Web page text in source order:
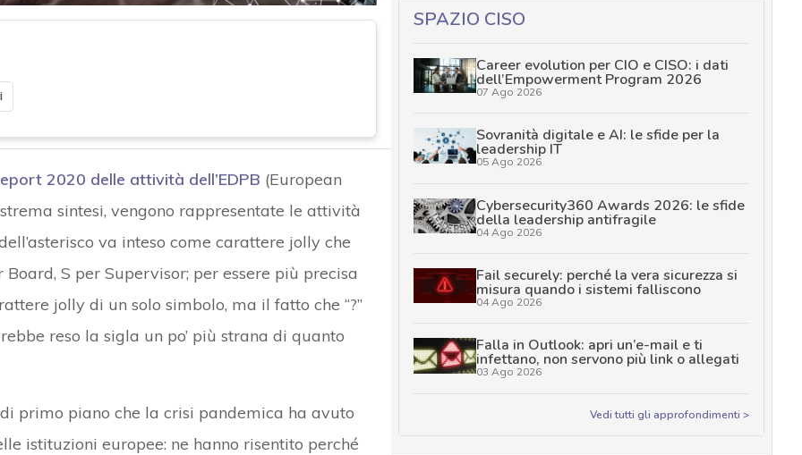
2020 delle attività dell’EDPB (European
sintesi, vengono rappresentate le attività
va inteso come carattere jolly che
S per Supervisor; per essere più precisa
jolly di un solo simbolo, ma il fatto che “?”
reso la sigla un po’ più strana di quanto
primo piano che la crisi pandemica ha avuto
istituzioni europee: ne hanno risentito perché
SPAZIO CISO
Career evolution per CIO e CISO: i dati
dell’Empowerment Program 2026
07 Ago 2026
Sovranità digitale e AI: le sfide per la
leadership IT
05 Ago 2026
Cybersecurity360 Awards 2026: le sfide
della leadership antifragile
04 Ago 2026
Fail securely: perché la vera sicurezza si
misura quando i sistemi falliscono
04 Ago 2026
Falla in Outlook: apri un’e-mail e ti
infettano, non servono più link o allegati
03 Ago 2026
Vedi tutti gli approfondimenti >